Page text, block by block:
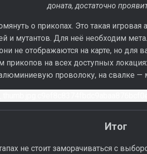
доната, достаточно
о прикопах. Это такая игровая
и мутантов. Для неё необходим
не отображаются на карте, но для
прикопов на всех доступных
проволоку, на свалке —
Итог
не стоит заморачиваться с